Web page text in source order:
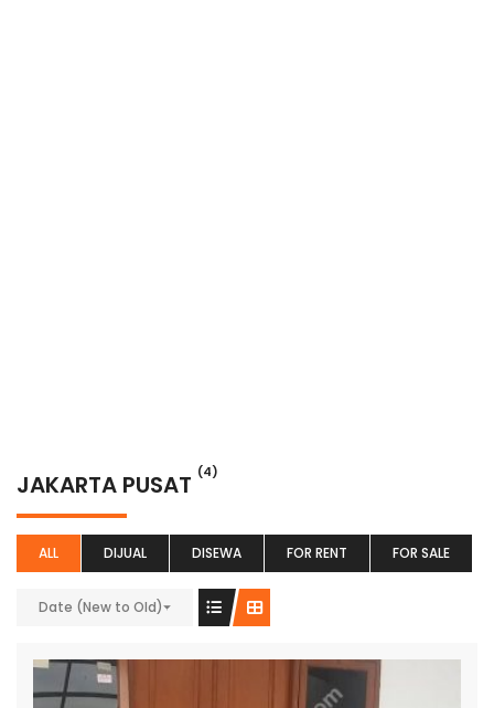
JAKARTA PUSAT (4)
ALL DIJUAL DISEWA FOR RENT FOR SALE
Date (New to Old)